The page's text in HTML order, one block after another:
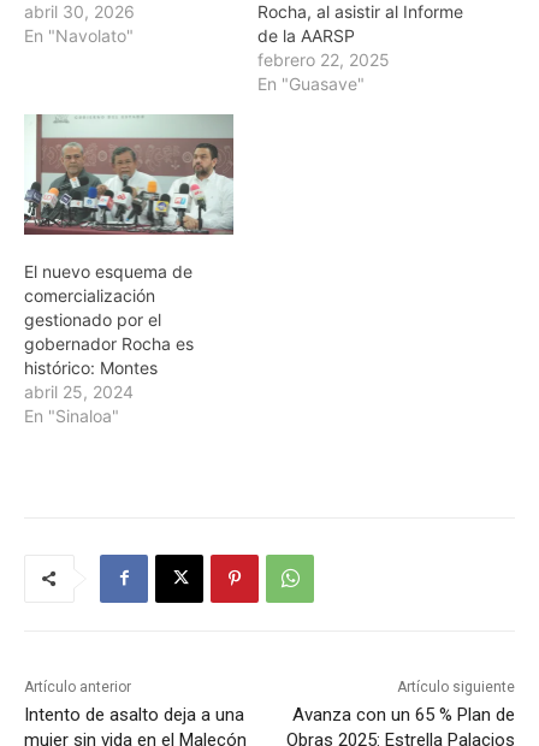
abril 30, 2026
En "Navolato"
Rocha, al asistir al Informe
de la AARSP
febrero 22, 2025
En "Guasave"
El nuevo esquema de
comercialización
gestionado por el
gobernador Rocha es
histórico: Montes
abril 25, 2024
En "Sinaloa"
Artículo anterior
Intento de asalto deja a una
mujer sin vida en el Malecón
Artículo siguiente
Avanza con un 65 % Plan de
Obras 2025: Estrella Palacios